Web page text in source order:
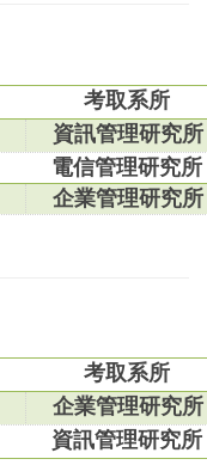
考取系所
資訊管理研究所
電信管理研究所
企業管理研究所
考取系所
企業管理研究所
資訊管理研究所